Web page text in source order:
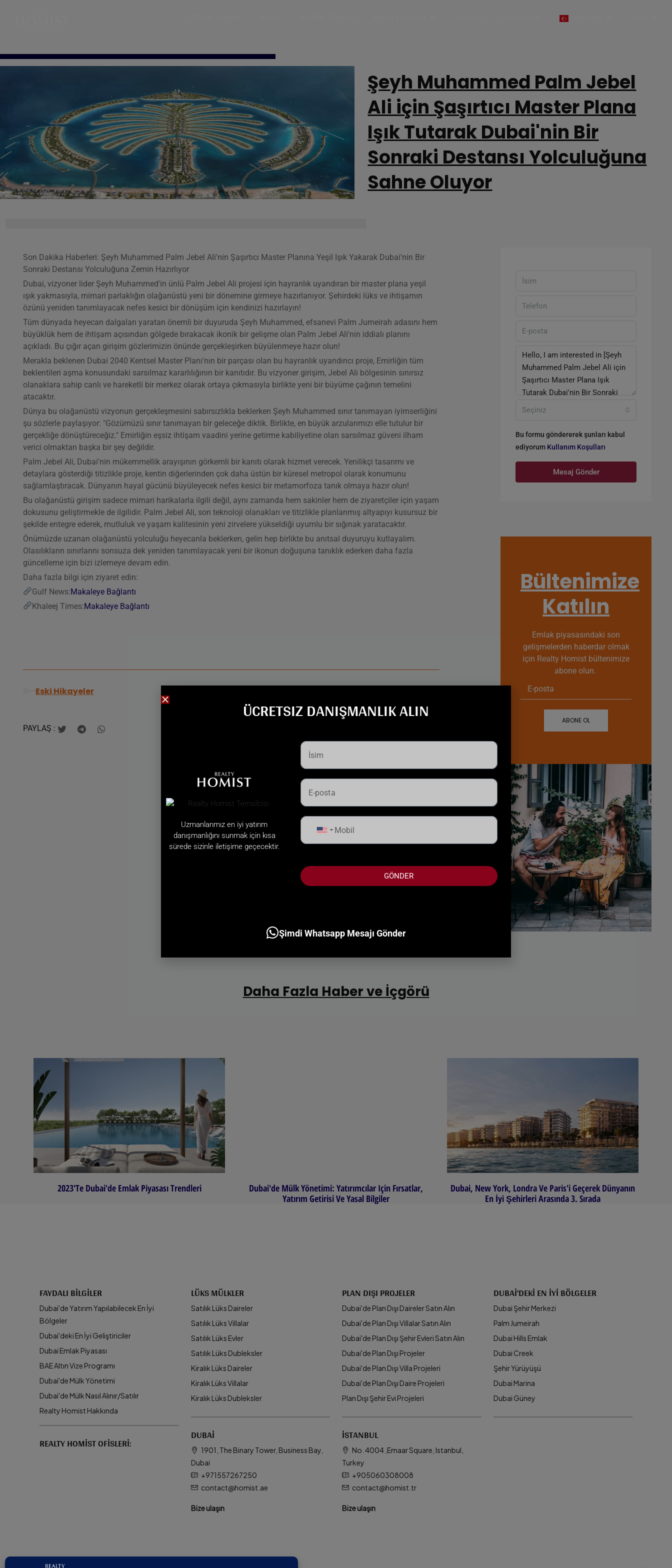
Şeyh Muhammed Palm Jebel
Ali için Şaşırtıcı Master Plana
Işık Tutarak Dubai'nin Bir
Sonraki Destansı Yolculuğuna
Sahne Oluyor
Son Dakika Haberleri: Şeyh Muhammed Palm Jebel Ali'nin Şaşırtıcı Master Planına Yeşil Işık Yakarak Dubai'nin Bir
Sonraki Destansı Yolculuğuna Zemin Hazırlıyor
Dubai, vizyoner lider Şeyh Muhammed'in ünlü Palm Jebel Ali projesi için hayranlık uyandıran bir master plana yeşil
ışık yakmasıyla, mimari parlaklığın olağanüstü yeni bir dönemine girmeye hazırlanıyor. Şehirdeki lüks ve ihtişamın
özünü yeniden tanımlayacak nefes kesici bir dönüşüm için kendinizi hazırlayın!
Tüm dünyada heyecan dalgaları yaratan önemli bir duyuruda Şeyh Muhammed, efsanevi Palm Jumeirah adasını hem
büyüklük hem de ihtişam açısından gölgede bırakacak ikonik bir gelişme olan Palm Jebel Ali'nin iddialı planını
açıkladı. Bu çığır açan girişim gözlerimizin önünde gerçekleşirken büyülenmeye hazır olun!
Merakla beklenen Dubai 2040 Kentsel Master Planı'nın bir parçası olan bu hayranlık uyandırıcı proje, Emirliğin tüm
beklentileri aşma konusundaki sarsılmaz kararlılığının bir kanıtıdır. Bu vizyoner girişim, Jebel Ali bölgesinin sınırsız
olanaklara sahip canlı ve hareketli bir merkez olarak ortaya çıkmasıyla birlikte yeni bir büyüme çağının temelini
atacaktır.
Dünya bu olağanüstü vizyonun gerçekleşmesini sabırsızlıkla beklerken Şeyh Muhammed sınır tanımayan iyimserliğini
şu sözlerle paylaşıyor: "Gözümüzü sınır tanımayan bir geleceğe diktik. Birlikte, en büyük arzularımızı elle tutulur bir
gerçekliğe dönüştüreceğiz." Emirliğin eşsiz ihtişam vaadini yerine getirme kabiliyetine olan sarsılmaz güveni ilham
verici olmaktan başka bir şey değildir.
Palm Jebel Ali, Dubai'nin mükemmellik arayışının görkemli bir kanıtı olarak hizmet verecek. Yenilikçi tasarımı ve
detaylara gösterdiği titizlikle proje, kentin diğerlerinden çok daha üstün bir küresel metropol olarak konumunu
sağlamlaştıracak. Dünyanın hayal gücünü büyüleyecek nefes kesici bir metamorfoza tanık olmaya hazır olun!
Bu olağanüstü girişim sadece mimari harikalarla ilgili değil, aynı zamanda hem sakinler hem de ziyaretçiler için yaşam
dokusunu geliştirmekle de ilgilidir. Palm Jebel Ali, son teknoloji olanakları ve titizlikle planlanmış altyapıyı kusursuz bir
şekilde entegre ederek, mutluluk ve yaşam kalitesinin yeni zirvelere yükseldiği uyumlu bir sığınak yaratacaktır.
Önümüzde uzanan olağanüstü yolculuğu heyecanla beklerken, gelin hep birlikte bu anıtsal duyuruyu kutlayalım.
Olasılıkların sınırlarını sonsuza dek yeniden tanımlayacak yeni bir ikonun doğuşuna tanıklık ederken daha fazla
güncelleme için bizi izlemeye devam edin.
Daha fazla bilgi için ziyaret edin:
Gulf News:Makaleye Bağlantı
Khaleej Times:Makaleye Bağlantı
Eski Hikayeler
PAYLAŞ :
Seçiniz
Bu formu göndererek şunları kabul
ediyorum Kullanım Koşulları
Mesaj Gönder
Bültenimize
Katılın
Emlak piyasasındaki son
gelişmelerden haberdar olmak
için Realty Homist bültenimize
abone olun.
ABONE OL
Daha Fazla Haber ve İçgörü
2023'te Dubai'de Emlak Piyasası Trendleri
Dubai'de Mülk Yönetimi: Yatırımcılar Için Fırsatlar,
Yatırım Getirisi Ve Yasal Bilgiler
Dubai, New York, Londra Ve Paris'i Geçerek Dünyanın
En İyi Şehirleri Arasında 3. Sırada
FAYDALI BILGILER
Dubai'de Yatırım Yapılabilecek En İyi
Bölgeler
Dubai'deki En İyi Geliştiriciler
Dubai Emlak Piyasası
BAE Altın Vize Programı
Dubai'de Mülk Yönetimi
Dubai'de Mülk Nasıl Alınır/Satılır
Realty Homist Hakkında
REALTY HOMIST OFISLERI:
LÜKS MÜLKLER
Satılık Lüks Daireler
Satılık Lüks Villalar
Satılık Lüks Evler
Satılık Lüks Dubleksler
Kiralık Lüks Daireler
Kiralık Lüks Villalar
Kiralık Lüks Dubleksler
DUBAI
1901, The Binary Tower, Business Bay,
Dubai
+971557267250
contact@homist.ae
Bize ulaşın
PLAN DIŞI PROJELER
Dubai'de Plan Dışı Daireler Satın Alın
Dubai'de Plan Dışı Villalar Satın Alın
Dubai'de Plan Dışı Şehir Evleri Satın Alın
Dubai'de Plan Dışı Projeler
Dubai'de Plan Dışı Villa Projeleri
Dubai'de Plan Dışı Daire Projeleri
Plan Dışı Şehir Evi Projeleri
İSTANBUL
No. 4004 ,Emaar Square, Istanbul,
Turkey
+905060308008
contact@homist.tr
Bize ulaşın
DUBAI'DEKI EN İYI BÖLGELER
Dubai Şehir Merkezi
Palm Jumeirah
Dubai Hills Emlak
Dubai Creek
Şehir Yürüyüşü
Dubai Marina
Dubai Güney
ÜCRETSIZ DANIŞMANLIK ALIN
Uzmanlarımız en iyi yatırım
danışmanlığını sunmak için kısa
sürede sizinle iletişime geçecektir.
United
States
GÖNDER
Şimdi Whatsapp Mesajı Gönder